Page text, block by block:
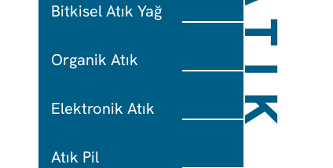
Bitkisel Atık Yağ
Organik Atık
Elektronik Atık
Atık Pil